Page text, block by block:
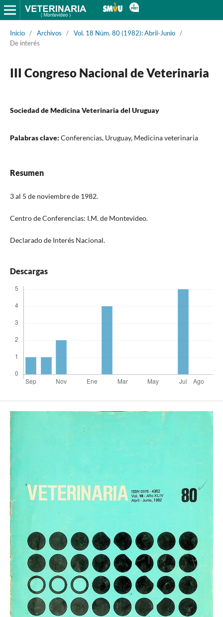
Inicio / Archivos / Vol. 18 Núm. 80 (1982): Abril-Junio /
De interés
III Congreso Nacional de Veterinaria
Sociedad de Medicina Veterinaria del Uruguay
Palabras clave: Conferencias, Uruguay, Medicina veterinaria
Resumen
3 al 5 de noviembre de 1982.
Centro de Conferencias: I.M. de Montevideo.
Declarado de Interés Nacional.
Descargas